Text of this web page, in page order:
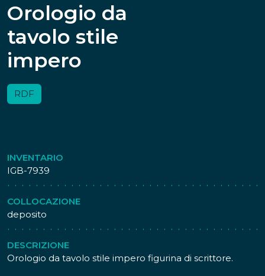
Orologio da
tavolo stile
impero
RDF
INVENTARIO
IGB-7939
COLLOCAZIONE
deposito
DESCRIZIONE
Orologio da tavolo stile impero figurina di scrittore.